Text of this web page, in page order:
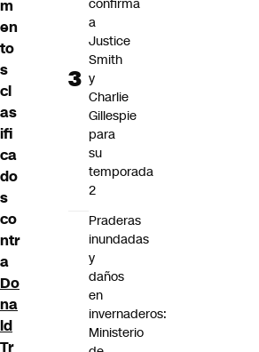
m
en
to
s
cl
as
ifi
ca
do
s
co
ntr
a
Do
na
ld
Tr
confirma
a
Justice
Smith
y
Charlie
Gillespie
para
su
temporada
2
Praderas
inundadas
y
daños
en
invernaderos:
Ministerio